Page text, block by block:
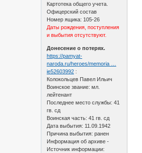
Картотека общего учета.
Офицерский состав
Номер ящика: 105-26
Даты рождения, поступления
и выбытия отсутствуют.
Донесение о потерях.
https://pamyat-
naroda.ru/heroes/memoria …
ie52603992 :
Колокольцев Павел Ильич
Воинское звание: мл.
лейтенант
Последнее место службы: 41
гв. сд
Воинская часть: 41 гв. сд
Дата выбытия: 11.09.1942
Причина выбытия: ранен
Информация об архиве -
Источник информации: